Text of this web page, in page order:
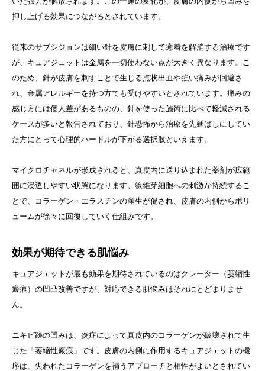
押し上げる効果につながるとされています。
従来のサブシジョンは細い針を皮膚に刺して癒着を解消する治療です
が、キュアジェットは金属を一切使わない点が大きく異なります。こ
のため、針が皮膚を刺すことで生じる点状出血や強い痛みが回避さ
れ、金属アレルギーを持つ方でも受けやすいとされています。痛みの
感じ方には個人差があるものの、針を使った施術に比べて軽減される
ケースが多いと報告されており、針恐怖から治療を先延ばしにしてい
た方にとって心理的ハードルが下がる選択肢といえます。
マイクロチャネルが形成されると、真皮内に送り込まれた薬剤が広範
囲に浸透しやすい状態になります。線維芽細胞への刺激が持続するこ
とで、コラーゲン・エラスチンの産生が促され、皮膚の内側からボリ
ュームが徐々に回復していく仕組みです。
効果が期待できる肌悩み
キュアジェットが最も効果を期待されているのはクレーター（萎縮性
瘢痕）の凹凸改善ですが、対応できる肌悩みはそれにとどまりませ
ん。
ニキビ跡の凹みは、炎症によって真皮内のコラーゲンが破壊されて生
じた「萎縮性瘢痕」です。皮膚の内側に作用するキュアジェットの機
序は、失われたコラーゲンを補うアプローチと相性がよいとされてい